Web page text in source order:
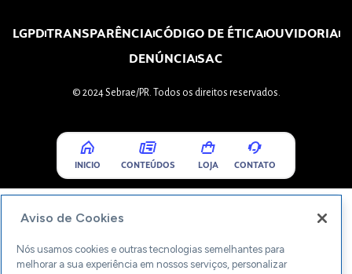
LGPDTRANSPARÊNCIACÓDIGO DE ÉTICAOUVIDORIA
DENÚNCIASAC
© 2024 Sebrae/PR. Todos os direitos reservados.
INICIO CONTEÚDOS LOJA CONTATO
Aviso de Cookies
Nós usamos cookies e outras tecnologias semelhantes para
melhorar a sua experiência em nossos serviços, personalizar